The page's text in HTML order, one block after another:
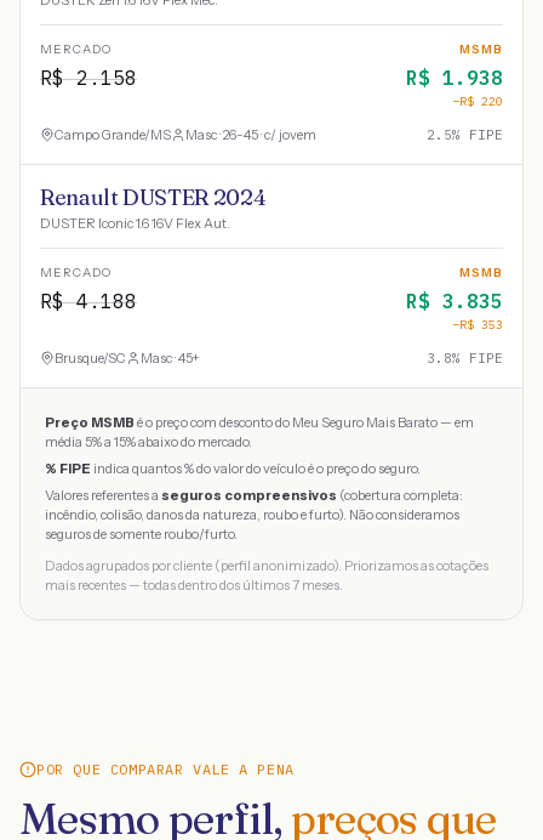
MERCADO
R$2.158
MSMB
R$ 1.938
−R$ 220
Campo Grande/MS Masc · 26-45 · c/ jovem 2.5% FIPE
Renault DUSTER 2024
DUSTER Iconic 1.6 16V Flex Aut.
MERCADO
R$4.188
MSMB
R$ 3.835
−R$ 353
Brusque/SC Masc · 45+ 3.8% FIPE
Preço MSMB é o preço com desconto do Meu Seguro Mais Barato — em
média 5% a 15% abaixo do mercado.
% FIPE indica quantos % do valor do veículo é o preço do seguro.
Valores referentes a seguros compreensivos (cobertura completa:
incêndio, colisão, danos da natureza, roubo e furto). Não consideramos
seguros de somente roubo/furto.
Dados agrupados por cliente (perfil anonimizado). Priorizamos as cotações
mais recentes — todas dentro dos últimos 7 meses.
POR QUE COMPARAR VALE A PENA
Mesmo perfil, preços que